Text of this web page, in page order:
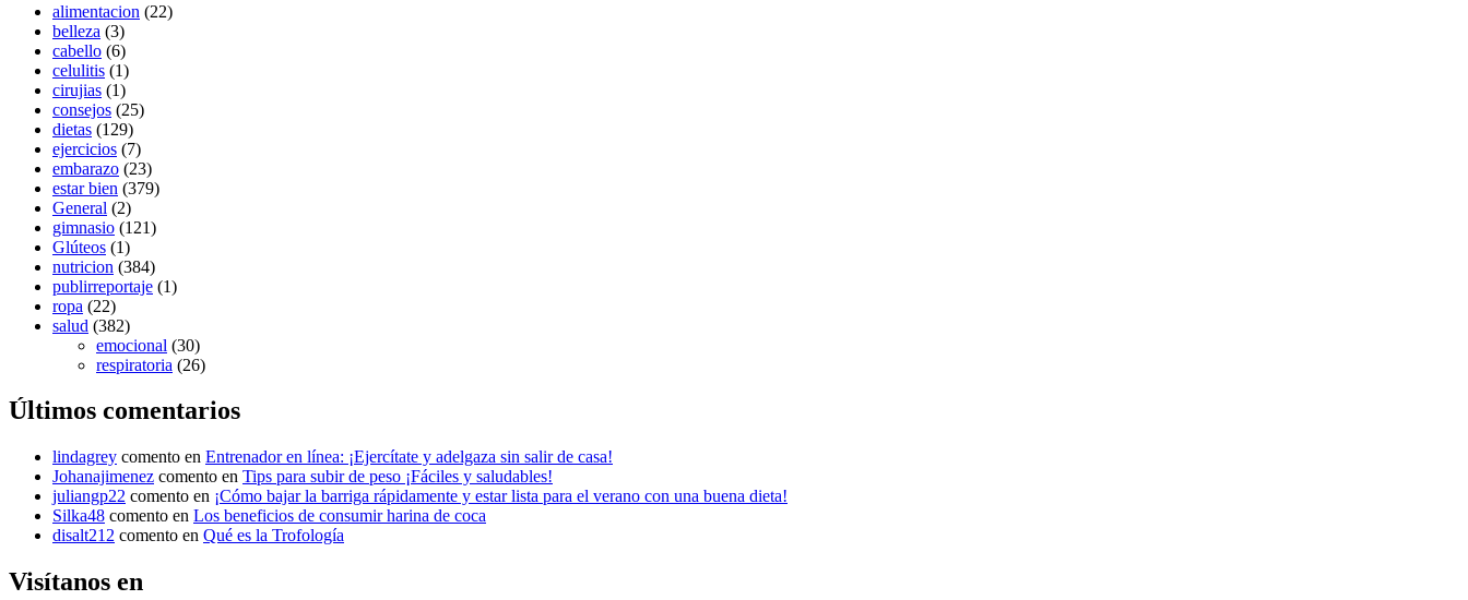
alimentacion (22)
belleza (3)
cabello (6)
celulitis (1)
cirujias (1)
consejos (25)
dietas (129)
ejercicios (7)
embarazo (23)
estar bien (379)
General (2)
gimnasio (121)
Glúteos (1)
nutricion (384)
publirreportaje (1)
ropa (22)
salud (382)
emocional (30)
respiratoria (26)
Últimos comentarios
lindagrey comento en Entrenador en línea: ¡Ejercítate y adelgaza sin salir de casa!
Johanajimenez comento en Tips para subir de peso ¡Fáciles y saludables!
juliangp22 comento en ¡Cómo bajar la barriga rápidamente y estar lista para el verano con una buena dieta!
Silka48 comento en Los beneficios de consumir harina de coca
disalt212 comento en Qué es la Trofología
Visítanos en